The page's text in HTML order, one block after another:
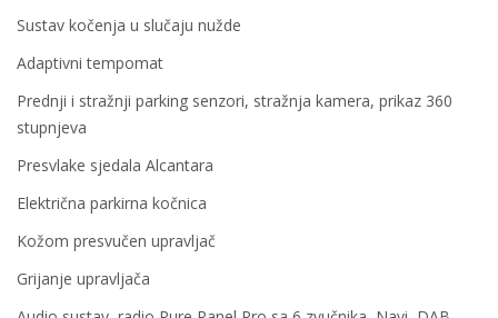
Sustav kočenja u slučaju nužde
Adaptivni tempomat
Prednji i stražnji parking senzori, stražnja kamera, prikaz 360
stupnjeva
Presvlake sjedala Alcantara
Električna parkirna kočnica
Kožom presvučen upravljač
Grijanje upravljača